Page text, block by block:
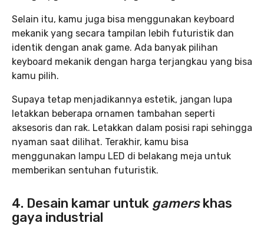
Selain itu, kamu juga bisa menggunakan keyboard
mekanik yang secara tampilan lebih futuristik dan
identik dengan anak game. Ada banyak pilihan
keyboard mekanik dengan harga terjangkau yang bisa
kamu pilih.
Supaya tetap menjadikannya estetik, jangan lupa
letakkan beberapa ornamen tambahan seperti
aksesoris dan rak. Letakkan dalam posisi rapi sehingga
nyaman saat dilihat. Terakhir, kamu bisa
menggunakan lampu LED di belakang meja untuk
memberikan sentuhan futuristik.
4. Desain kamar untuk gamerskhas
gaya industrial